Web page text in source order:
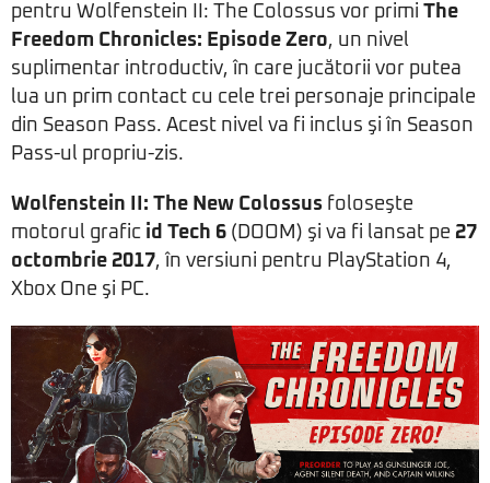
pentru Wolfenstein II: The Colossus vor primi The
Freedom Chronicles: Episode Zero, un nivel
suplimentar introductiv, în care jucătorii vor putea
lua un prim contact cu cele trei personaje principale
din Season Pass. Acest nivel va fi inclus şi în Season
Pass-ul propriu-zis.
Wolfenstein II: The New Colossus foloseşte
motorul grafic id Tech 6 (DOOM) şi va fi lansat pe 27
octombrie 2017, în versiuni pentru PlayStation 4,
Xbox One şi PC.